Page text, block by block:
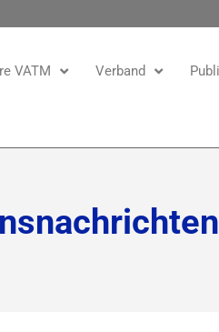
VATM Verband